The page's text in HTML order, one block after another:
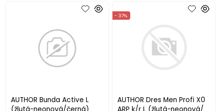
AUTHOR Bunda Active L
AUTHOR Dres Men Profi X0
- 37%